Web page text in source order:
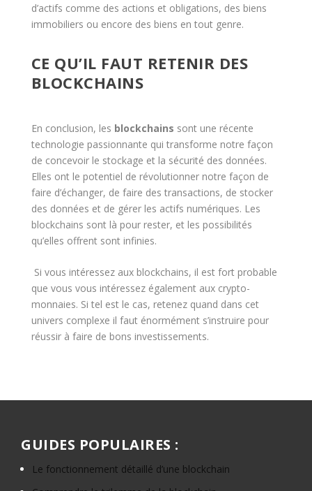
d’actifs comme des actions et obligations, des biens
immobiliers ou encore des biens en tout genre.
CE QU’IL FAUT RETENIR DES
BLOCKCHAINS
En conclusion, les blockchains sont une récente
technologie passionnante qui transforme notre façon
de concevoir le stockage et la sécurité des données.
Elles ont le potentiel de révolutionner notre façon de
faire d’échanger, de faire des transactions, de stocker
des données et de gérer les actifs numériques. Les
blockchains sont là pour rester, et les possibilités
qu’elles offrent sont infinies.
Si vous intéressez aux blockchains, il est fort probable
que vous vous intéressez également aux crypto-
monnaies. Si tel est le cas, retenez quand dans cet
univers complexe il faut énormément s’instruire pour
réussir à faire de bons investissements.
GUIDES POPULAIRES :
Le fonctionnement détaillé d’une blockchain